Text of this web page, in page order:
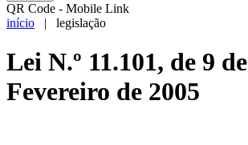
QR Code - Mobile Link
início | legislação
Lei N.º 11.101, de 9 de
Fevereiro de 2005